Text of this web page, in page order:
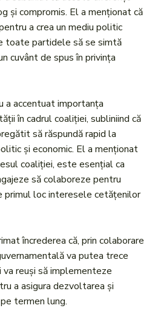
și compromis. El a menționat că
a crea un mediu politic
toate partidele să se simtă
cuvânt de spus în privința
a accentuat importanța
în cadrul coaliției, subliniind că
să răspundă rapid la
și economic. El a menționat
coaliției, este esențial ca
să colaboreze pentru
primul loc interesele cetățenilor
încrederea că, prin colaborare
va putea trece
reuși să implementeze
a asigura dezvoltarea și
termen lung.